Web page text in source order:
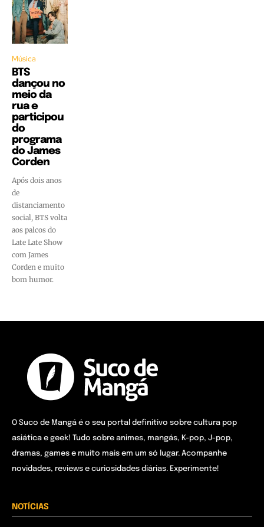
Música
BTS
dançou no
meio da
rua e
participou
do
programa
do James
Corden
Após dois anos
de
distanciamento
social, BTS volta
aos palcos do
Late Late Show
com James
Corden e muito
bom humor.
O Suco de Mangá é o seu portal definitivo sobre cultura pop
asiática e geek! Tudo sobre animes, mangás, K-pop, J-pop,
dramas, games e muito mais em um só lugar. Acompanhe
novidades, reviews e curiosidades diárias. Experimente!
NOTÍCIAS